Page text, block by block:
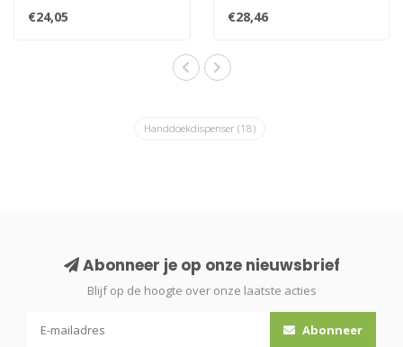
5000 stuks
i.v.m. transportkosten is ..
€24,05
tissue wit, 3200 stuks
i.v.m. transpo..
€28,46
Handdoekdispenser (18)
Abonneer je op onze nieuwsbrief
Blijf op de hoogte over onze laatste acties
Abonneer